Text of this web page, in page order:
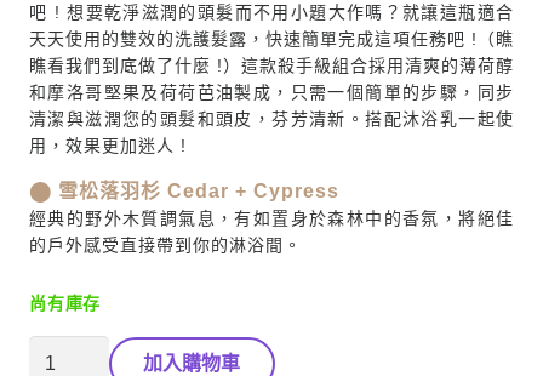
$1,166。
$899。
吧 ! 想要乾淨滋潤的頭髮而不用小題大作嗎？就讓這瓶適合
天天使用的雙效的洗護髮露，快速簡單完成這項任務吧 !（瞧
瞧看我們到底做了什麼 !）這款殺手級組合採用清爽的薄荷醇
和摩洛哥堅果及荷荷芭油製成，只需一個簡單的步驟，同步
清潔與滋潤您的頭髮和頭皮，芬芳清新。搭配沐浴乳一起使
用，效果更加迷人 !
⬤ 雪松落羽杉 Cedar + Cypress
經典的野外木質調氣息，有如置身於森林中的香氛，將絕佳
的戶外感受直接帶到你的淋浴間。
尚有庫存
加入購物車